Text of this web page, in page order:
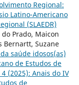
Regional:
Latino-Americano
(SLAEDR)
Prado, Maicon
Bernartt, Suzane
saúde idosos(as)
de Estudos de
(2025): Anais do IV
de